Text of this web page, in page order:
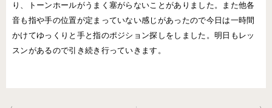
り、トーンホールがうまく塞がらないことがありました。また他各
音も指や手の位置が定まっていない感じがあったので今日は一時間
かけてゆっくりと手と指のポジション探しをしました。明日もレッ
スンがあるので引き続き行っていきます。